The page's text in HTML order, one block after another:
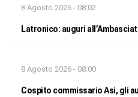
8 Agosto 2026 - 08:02
Latronico: auguri
8 Agosto 2026 - 08:00
Cospito commissario Asi, gli